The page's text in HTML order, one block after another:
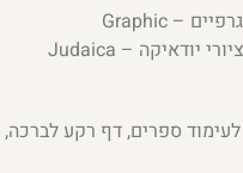
עיטורים גרפיים – Graphic
ציורי יודאיקה – Judaica
ספרים, דף רקע לברכה,